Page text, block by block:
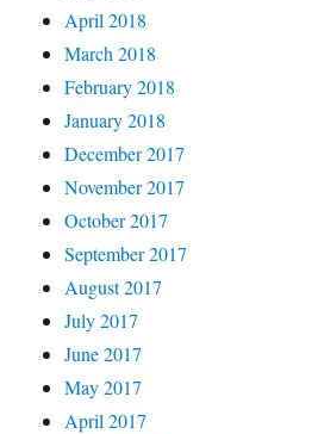
April 2018
March 2018
February 2018
January 2018
December 2017
November 2017
October 2017
September 2017
August 2017
July 2017
June 2017
May 2017
April 2017